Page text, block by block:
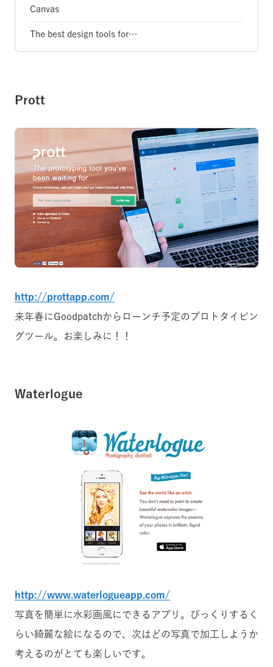
Canvas
The best design tools for…
Prott
http://prottapp.com/
来年春にGoodpatchからローンチ予定のプロトタイピン
グツール。お楽しみに！！
Waterlogue
http://www.waterlogueapp.com/
写真を簡単に水彩画風にできるアプリ。びっくりするく
らい綺麗な絵になるので、次はどの写真で加工しようか
考えるのがとても楽しいです。